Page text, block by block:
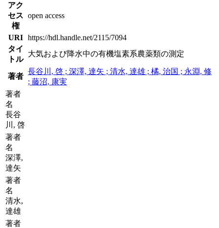
アク
セス
権
open access
URI https://hdl.handle.net/2115/7094
タイ
トル
大気および降水中の有機塩素系農薬類の測定
著者
長谷川, 啓 ; 深澤, 達矢 ; 清水, 達雄 ; 橘, 治国 ; 永淵, 修
; 藤沼, 康実
著者
名
長谷
川, 啓
著者
名
深澤,
達矢
著者
名
清水,
達雄
著者